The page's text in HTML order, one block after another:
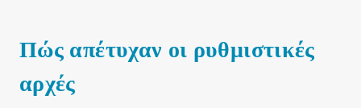
Πώς απέτυχαν οι ρυθμιστικές
αρχές